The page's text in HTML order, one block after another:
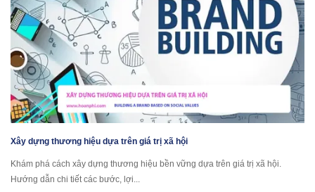
Xây dựng thương hiệu dựa trên giá trị xã hội
Khám phá cách xây dựng thương hiệu bền vững dựa trên giá trị xã hội.
Hướng dẫn chi tiết các bước, lợi...